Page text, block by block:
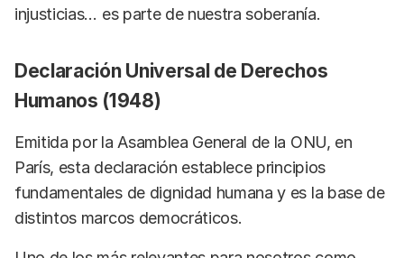
injusticias… es parte de nuestra soberanía.
Declaración Universal de Derechos
Humanos (1948)
Emitida por la Asamblea General de la ONU, en
París, esta declaración establece principios
fundamentales de dignidad humana y es la base de
distintos marcos democráticos.